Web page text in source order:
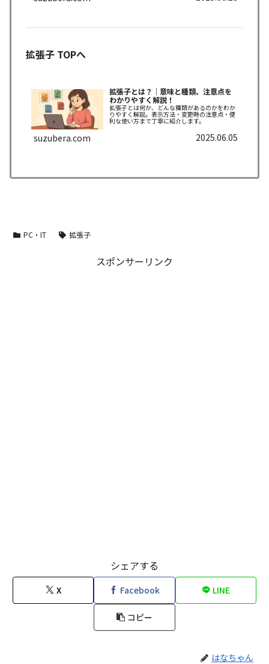
拡張子 TOPへ
拡張子とは？｜意味と種類、注意点を
わかりやすく解説！
拡張子とは何か、どんな種類があるのかをわか
りやすく解説。表示方法・変更時の注意点・便
利な使い方まで丁寧に紹介します。
suzubera.com 2025.06.05
PC・IT 拡張子
スポンサーリンク
シェアする
X Facebook LINE
コピー
はなちゃん